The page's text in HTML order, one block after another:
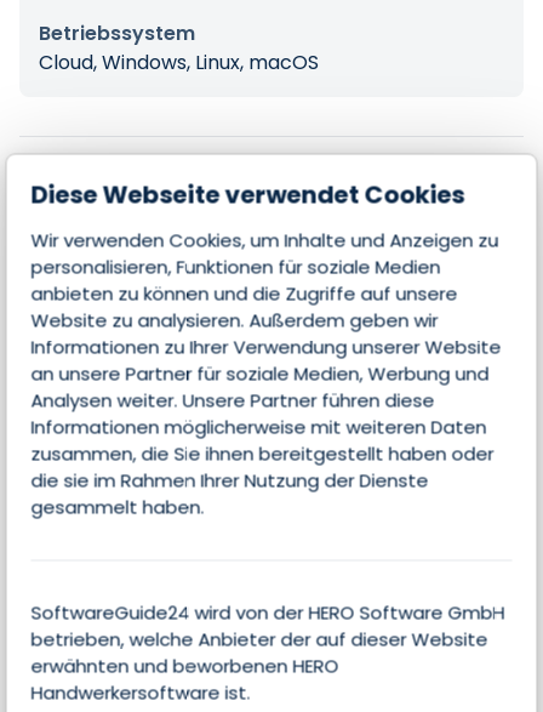
Diese Webseite verwendet Cookies
Wir verwenden Cookies, um Inhalte und Anzeigen zu
personalisieren, Funktionen für soziale Medien
anbieten zu können und die Zugriffe auf unsere
Website zu analysieren. Außerdem geben wir
Informationen zu Ihrer Verwendung unserer Website
an unsere Partner für soziale Medien, Werbung und
Analysen weiter. Unsere Partner führen diese
Informationen möglicherweise mit weiteren Daten
zusammen, die Sie ihnen bereitgestellt haben oder
die sie im Rahmen Ihrer Nutzung der Dienste
gesammelt haben.
SoftwareGuide24 wird von der HERO Software GmbH
betrieben, welche Anbieter der auf dieser Website
erwähnten und beworbenen HERO
Handwerkersoftware ist.
Betriebssystem
Cloud, Windows, Linux, macOS
Features
Mobile Nutzung
Analysen
Kunden & Aufträge
Dokumentenverwaltung
Errechneter Preis pro Person & Monat
12,75 €